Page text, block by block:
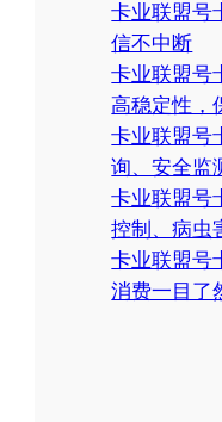
卡业联盟号
信不中断
卡业联盟号
高稳定性，
卡业联盟号
询、安全监
卡业联盟号
控制、病虫
卡业联盟号
消费一目了